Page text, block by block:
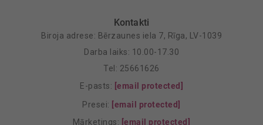
Kontakti
Biroja adrese: Bērzaunes iela 7, Rīga, LV-1039
Darba laiks: 10.00-17.30
Tel: 25661626
E-pasts: [email protected]
Presei: [email protected]
Mārketings: [email protected]